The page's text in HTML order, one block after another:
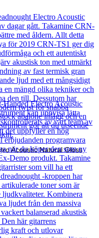
Acoustic Natural Gloss